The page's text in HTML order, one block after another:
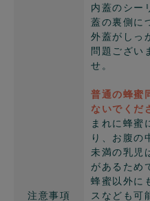
注意事項
内蓋のシー
蓋の裏側に
外蓋がしっ
問題ござい
せ。
普通の蜂蜜
ないでくだ
まれに蜂蜜
り、お腹の
未満の乳児
があるため
蜂蜜以外に
スなども可